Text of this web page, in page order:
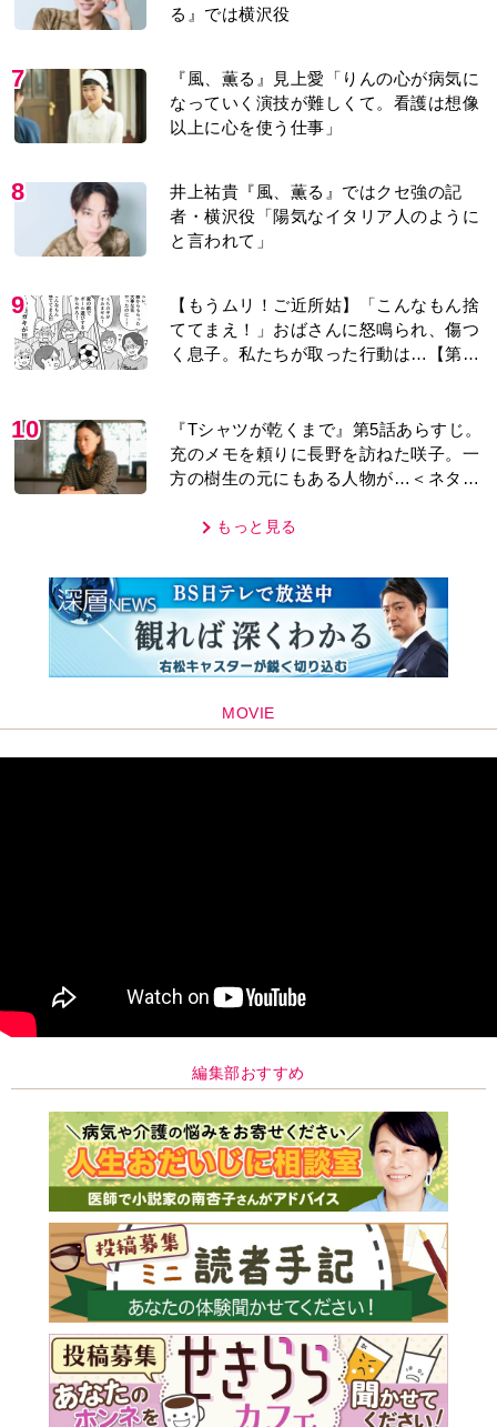
る』では横沢役
7
『風、薫る』見上愛「りんの心が病気に
なっていく演技が難しくて。看護は想像
以上に心を使う仕事」
8
井上祐貴『風、薫る』ではクセ強の記
者・横沢役「陽気なイタリア人のように
と言われて」
9
【もうムリ！ご近所姑】「こんなもん捨
ててまえ！」おばさんに怒鳴られ、傷つ
く息子。私たちが取った行動は…【第3
10
『Tシャツが乾くまで』第5話あらすじ。
充のメモを頼りに長野を訪ねた咲子。一
方の樹生の元にもある人物が…＜ネタバ
もっと見る
MOVIE
編集部おすすめ